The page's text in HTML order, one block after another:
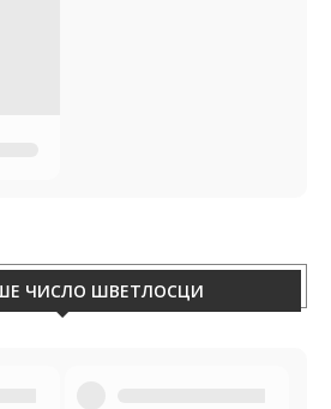
ЧИСЛО ШВЕТЛОСЦИ